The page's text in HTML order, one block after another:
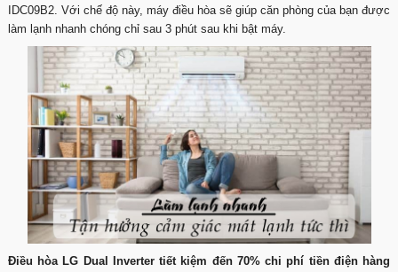
IDC09B2. Với chế độ này, máy điều hòa sẽ giúp căn phòng của bạn được
làm lạnh nhanh chóng chỉ sau 3 phút sau khi bật máy.
Điều hòa LG Dual Inverter tiết kiệm đến 70% chi phí tiền điện hàng